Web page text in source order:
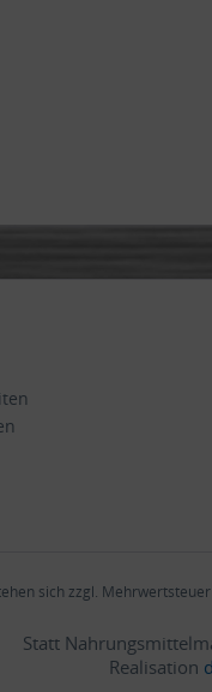
sich zzgl.
Statt
Realisation